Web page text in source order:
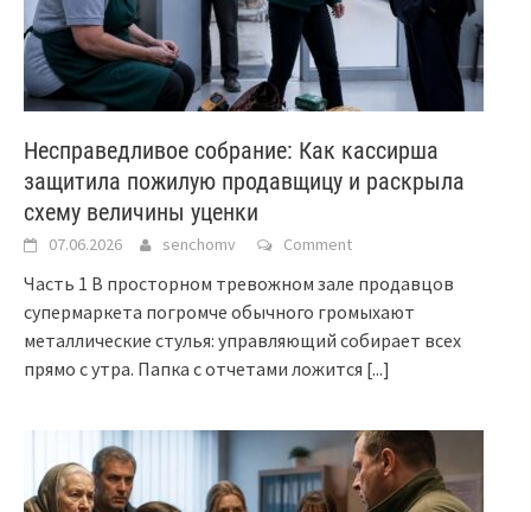
Несправедливое собрание: Как кассирша
защитила пожилую продавщицу и раскрыла
схему величины уценки
07.06.2026 senchomv Comment
Часть 1 В просторном тревожном зале продавцов
супермаркета погромче обычного громыхают
металлические стулья: управляющий собирает всех
прямо с утра. Папка с отчетами ложится [...]